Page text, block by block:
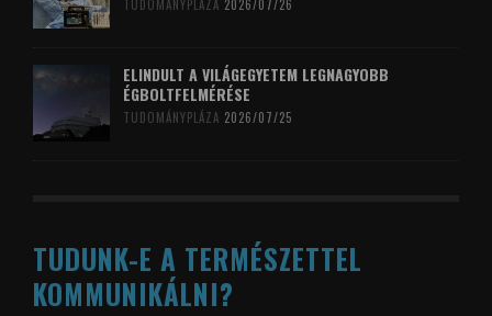
TUDOMÁNYPLÁZA 2026/07/26
ELINDULT A VILÁGEGYETEM LEGNAGYOBB
ÉGBOLTFELMÉRÉSE
TUDOMÁNYPLÁZA 2026/07/25
TUDUNK-E A TERMÉSZETTEL
KOMMUNIKÁLNI?